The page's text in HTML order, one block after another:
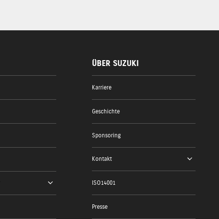
ÜBER SUZUKI
Karriere
Geschichte
Sponsoring
Kontakt
ISO14001
Presse